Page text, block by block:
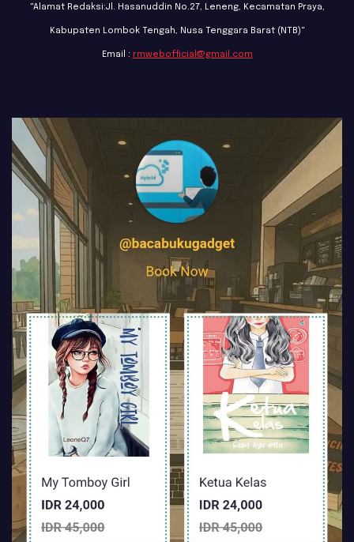
"Alamat Redaksi:Jl. Hasanuddin No.27, Leneng, Kecamatan Praya,
Kabupaten Lombok Tengah, Nusa Tenggara Barat (NTB)"
Email : rmwebofficial@gmail.com